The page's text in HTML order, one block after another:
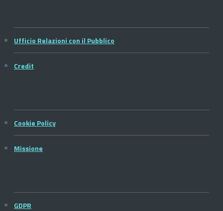
Ufficio Relazioni con il Pubblico
Credit
Cookie Policy
Missione
GDPR